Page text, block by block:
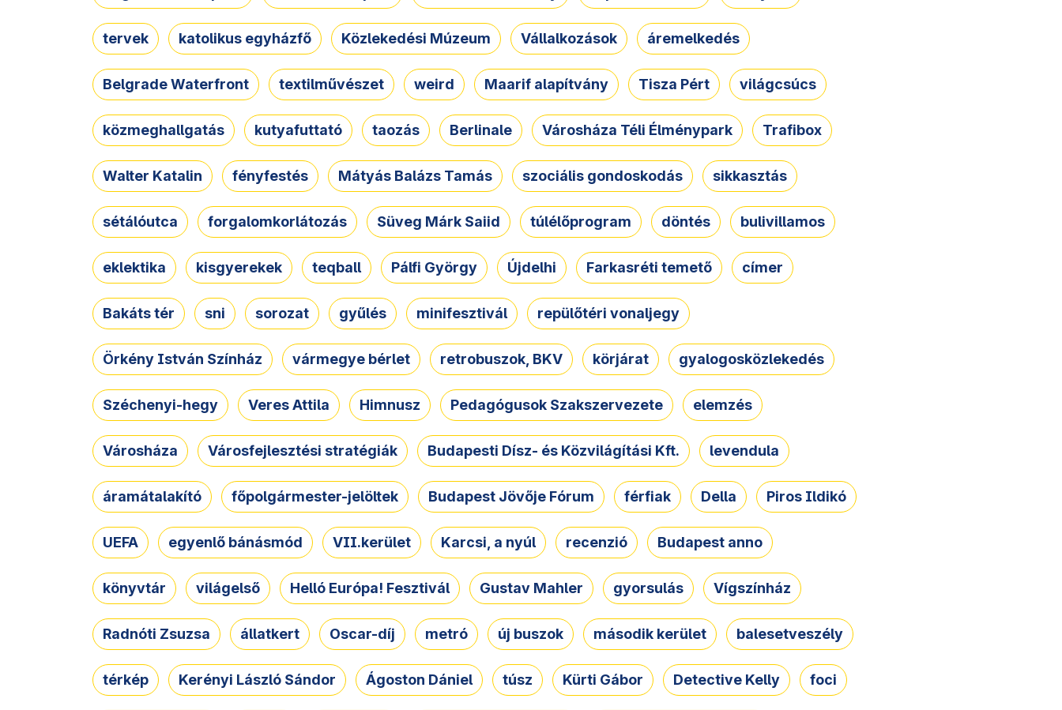
tervek katolikus egyházfő Közlekedési Múzeum Vállalkozások áremelkedés
Belgrade Waterfront textilművészet weird Maarif alapítvány Tisza Pért világcsúcs
közmeghallgatás kutyafuttató taozás Berlinale Városháza Téli Élménypark Trafibox
Walter Katalin fényfestés Mátyás Balázs Tamás szociális gondoskodás sikkasztás
sétálóutca forgalomkorlátozás Süveg Márk Saiid túlélőprogram döntés bulivillamos
eklektika kisgyerekek teqball Pálfi György Újdelhi Farkasréti temető címer
Bakáts tér sni sorozat gyűlés minifesztivál repülőtéri vonaljegy
Örkény István Színház vármegye bérlet retrobuszok, BKV körjárat gyalogosközlekedés
Széchenyi-hegy Veres Attila Himnusz Pedagógusok Szakszervezete elemzés
Városháza Városfejlesztési stratégiák Budapesti Dísz- és Közvilágítási Kft. levendula
áramátalakító főpolgármester-jelöltek Budapest Jövője Fórum férfiak Della Piros Ildikó
UEFA egyenlő bánásmód VII.kerület Karcsi, a nyúl recenzió Budapest anno
könyvtár világelső Helló Európa! Fesztivál Gustav Mahler gyorsulás Vígszínház
Radnóti Zsuzsa állatkert Oscar-díj metró új buszok második kerület balesetveszély
térkép Kerényi László Sándor Ágoston Dániel túsz Kürti Gábor Detective Kelly foci